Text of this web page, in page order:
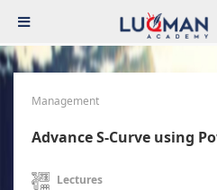
Management
Advance S-Curve using
Lectures